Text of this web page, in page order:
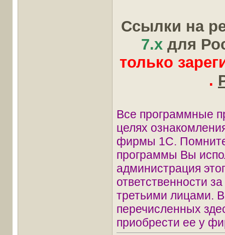
Ссылки на
7.x для
только
.
Все программные
целях
фирмы 1С.
программы Вы
администрация
ответственности
третьими лицами.
перечисленных
приобрести ее у